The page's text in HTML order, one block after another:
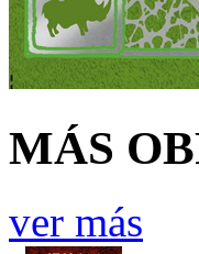
MÁS
ver más